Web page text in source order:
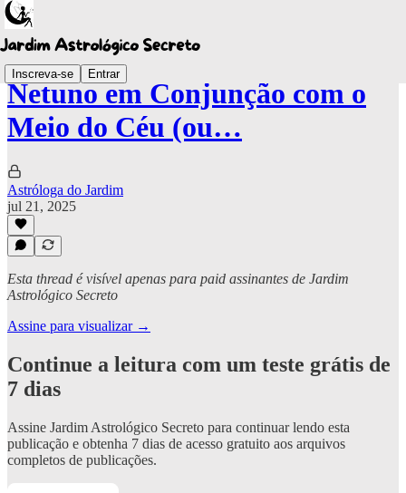
Inscreva-se Entrar
Netuno em Conjunção com o
Meio do Céu (ou…
Astróloga do Jardim
jul 21, 2025
Esta thread é visível apenas para paid assinantes de Jardim
Astrológico Secreto
Assine para visualizar →
Continue a leitura com um teste grátis de
7 dias
Assine Jardim Astrológico Secreto para continuar lendo esta
publicação e obtenha 7 dias de acesso gratuito aos arquivos
completos de publicações.